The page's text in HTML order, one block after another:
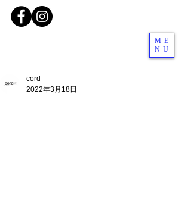
ME
NU
cord
2022年3月18日